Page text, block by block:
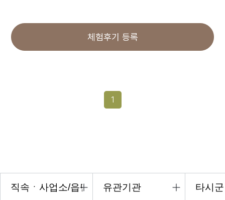
체험후기 등록
1